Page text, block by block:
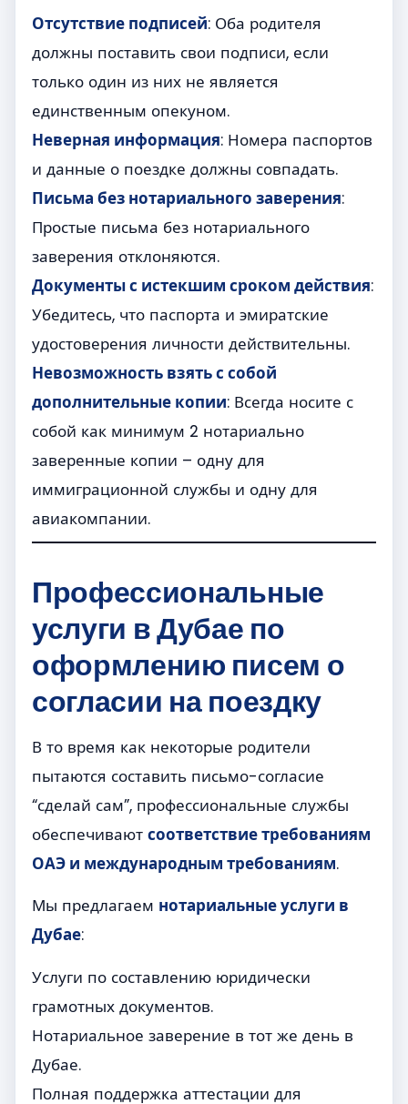
Отсутствие подписей: Оба родителя
должны поставить свои подписи, если
только один из них не является
единственным опекуном.
Неверная информация: Номера паспортов
и данные о поездке должны совпадать.
Письма без нотариального заверения:
Простые письма без нотариального
заверения отклоняются.
Документы с истекшим сроком действия:
Убедитесь, что паспорта и эмиратские
удостоверения личности действительны.
Невозможность взять с собой
дополнительные копии: Всегда носите с
собой как минимум 2 нотариально
заверенные копии – одну для
иммиграционной службы и одну для
авиакомпании.
Профессиональные
услуги в Дубае по
оформлению писем о
согласии на поездку
В то время как некоторые родители
пытаются составить письмо-согласие
“сделай сам”, профессиональные службы
обеспечивают соответствие требованиям
ОАЭ и международным требованиям.
Мы предлагаем нотариальные услуги в
Дубае:
Услуги по составлению юридически
грамотных документов.
Нотариальное заверение в тот же день в
Дубае.
Полная поддержка аттестации для